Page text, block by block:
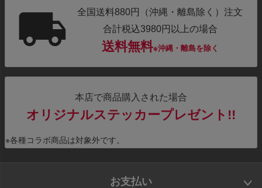
全国送料880円（沖縄・離島除く）注文
合計税込3980円以上の場合
送料無料※沖縄・離島を除く
本店で商品購入された場合
オリジナルステッカープレゼント!!
※各種コラボ商品は対象外です。
お支払い